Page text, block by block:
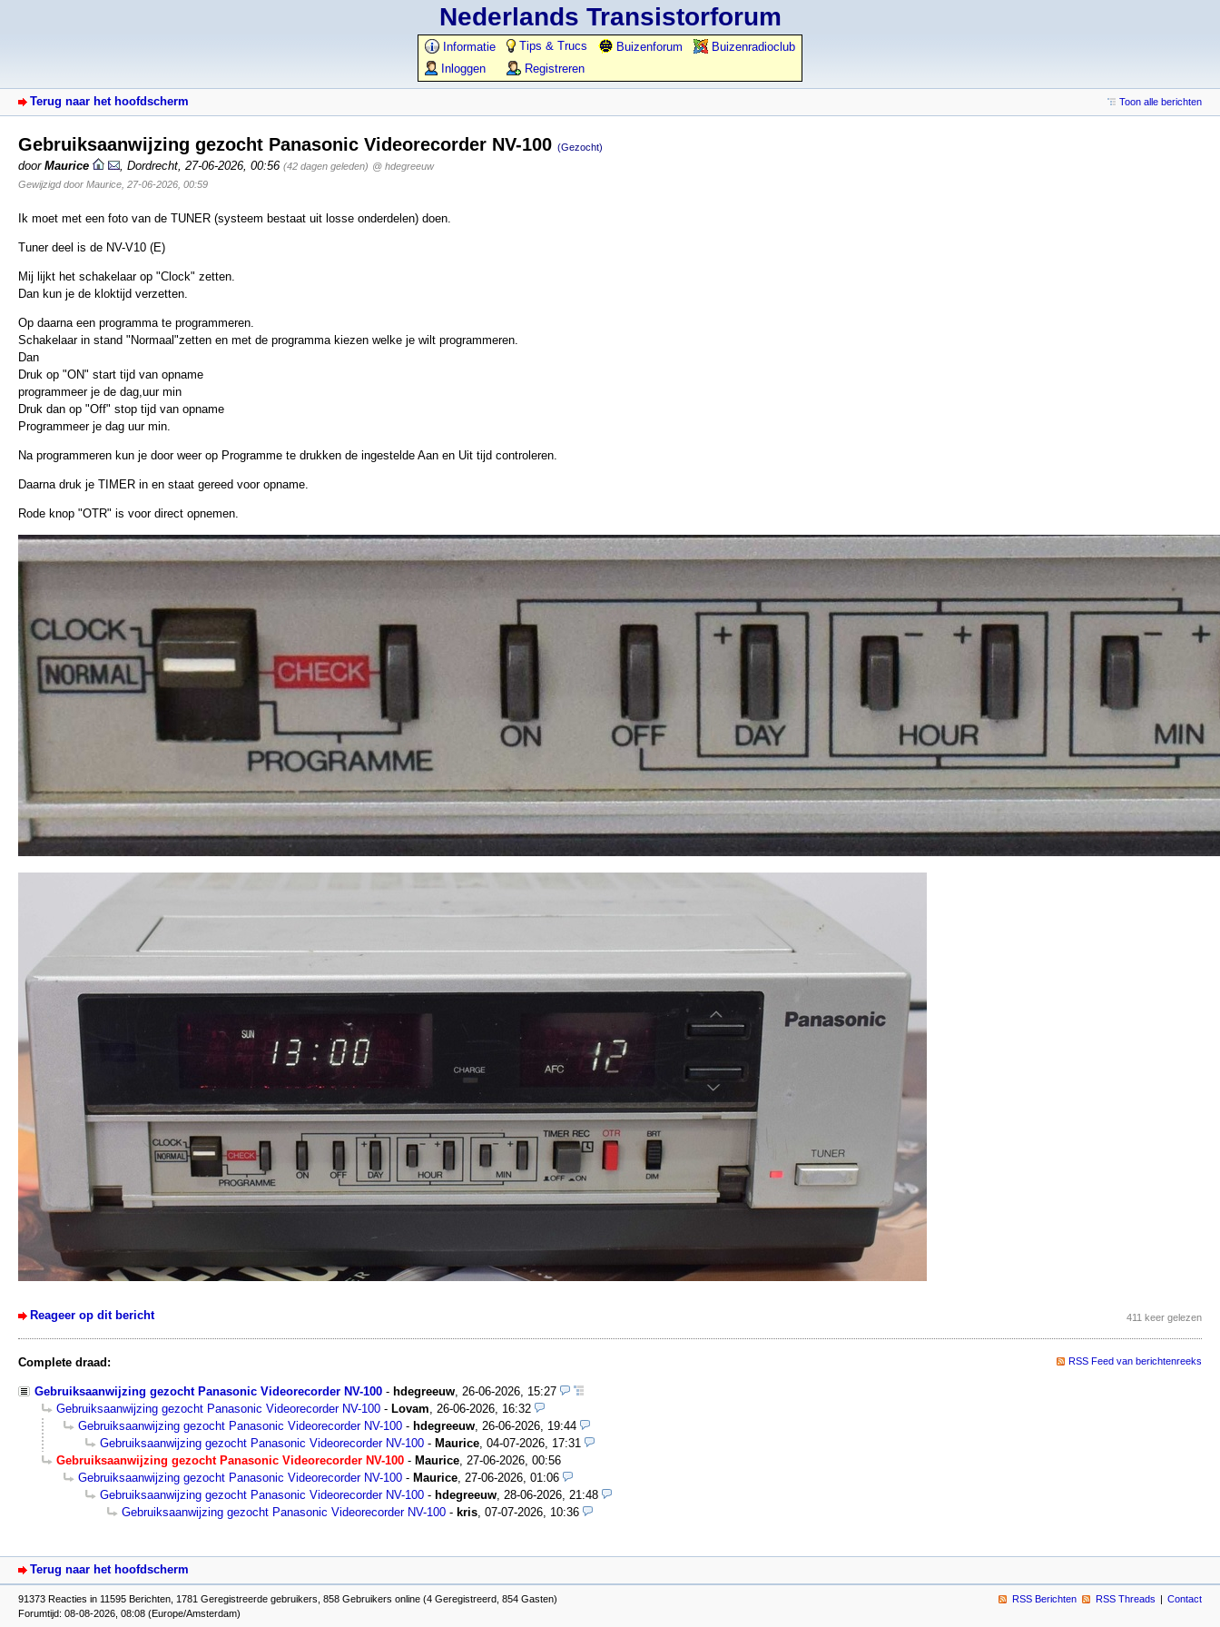
Nederlands Transistorforum
Informatie Tips & Trucs Buizenforum
Buizenradioclub
Inloggen
Registreren
Terug naar het hoofdscherm Toon alle berichten
Gebruiksaanwijzing gezocht Panasonic Videorecorder NV-100 (Gezocht)
door Maurice Dordrecht 27-06-2026, 00:56 (42 dagen geleden) @ hdegreeuw
Gewijzigd door Maurice, 27-06-2026, 00:59
Ik moet met een foto van de TUNER (systeem bestaat uit losse onderdelen) doen.
Tuner deel is de NV-V10 (E)
Mij lijkt het schakelaar op "Clock" zetten.
Dan kun je de kloktijd verzetten.
Op daarna een programma te programmeren.
Schakelaar in stand "Normaal"zetten en met de programma kiezen welke je wilt programmeren.
Dan
Druk op "ON" start tijd van opname
programmeer je de dag,uur min
Druk dan op "Off" stop tijd van opname
Programmeer je dag uur min.
Na programmeren kun je door weer op Programme te drukken de ingestelde Aan en Uit tijd controleren.
Daarna druk je TIMER in en staat gereed voor opname.
Rode knop "OTR" is voor direct opnemen.
Reageer op dit bericht 411 keer gelezen
Complete draad: RSS Feed van berichtenreeks
Gebruiksaanwijzing gezocht Panasonic Videorecorder NV-100 - hdegreeuw 26-06-2026, 15:27
Gebruiksaanwijzing gezocht Panasonic Videorecorder NV-100 - Lovam
26-06-2026, 16:32
Gebruiksaanwijzing gezocht Panasonic Videorecorder NV-100 - hdegreeuw 26-06-2026, 19:44
Gebruiksaanwijzing gezocht Panasonic Videorecorder NV-100 - Maurice 04-07-2026, 17:31
Gebruiksaanwijzing gezocht Panasonic Videorecorder NV-100 - Maurice 27-06-2026, 00:56
Gebruiksaanwijzing gezocht Panasonic Videorecorder NV-100 - Maurice 27-06-2026, 01:06
Gebruiksaanwijzing gezocht Panasonic Videorecorder NV-100 - hdegreeuw 28-06-2026, 21:48
Gebruiksaanwijzing gezocht Panasonic Videorecorder NV-100 - kris 07-07-2026, 10:36
Terug naar het hoofdscherm
91373 Reacties in 11595 Berichten, 1781 Geregistreerde gebruikers, 858 Gebruikers online (4 Geregistreerd, 854 Gasten)
Forumtijd: 08-08-2026, 08:08 (Europe/Amsterdam)
RSS Berichten RSS Threads Contact